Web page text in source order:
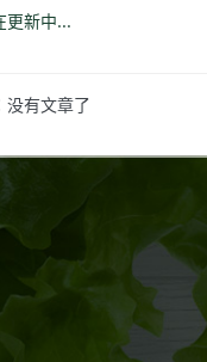
更新中...
没有文章了